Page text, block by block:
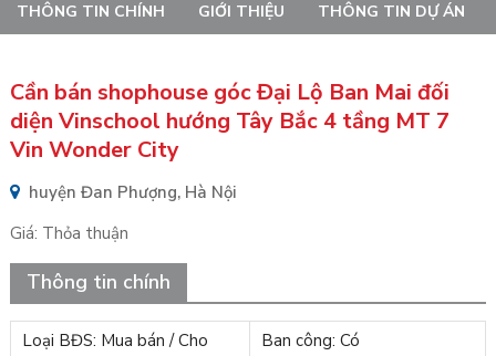
THÔNG TIN CHÍNH GIỚI THIỆU THÔNG TIN DỰ ÁN
Cần bán shophouse góc Đại Lộ Ban Mai đối
diện Vinschool hướng Tây Bắc 4 tầng MT 7
Vin Wonder City
huyện Đan Phượng, Hà Nội
Giá: Thỏa thuận
Thông tin chính
Loại BĐS: Mua bán / Cho
Ban công: Có